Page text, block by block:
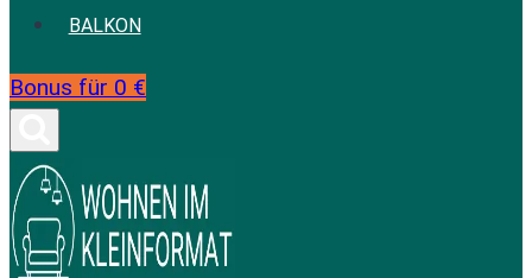
BALKON
Bonus für 0 €